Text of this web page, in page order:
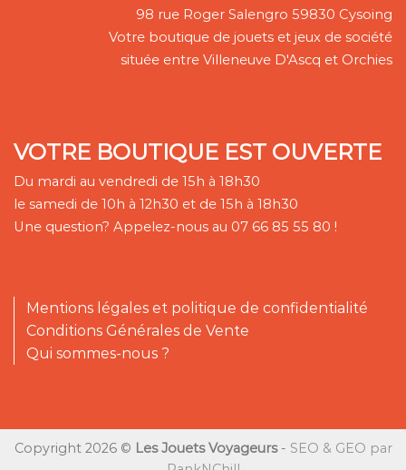
98 rue Roger Salengro 59830 Cysoing
Votre boutique de jouets et jeux de société
située entre Villeneuve D'Ascq et Orchies
VOTRE BOUTIQUE EST OUVERTE
Du mardi au vendredi de 15h à 18h30
le samedi de 10h à 12h30 et de 15h à 18h30
Une question? Appelez-nous au 07 66 85 55 80 !
Mentions légales et politique de confidentialité
Conditions Générales de Vente
Qui sommes-nous ?
Copyright 2026 © Les Jouets Voyageurs- SEO & GEO par